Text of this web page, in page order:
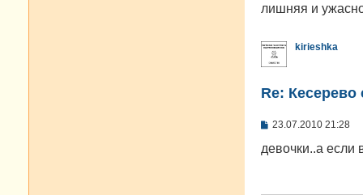
щ
и
е
лишняя и
kirieshka
Re:
С
о
23.07.2010 21:28
девочки..а если